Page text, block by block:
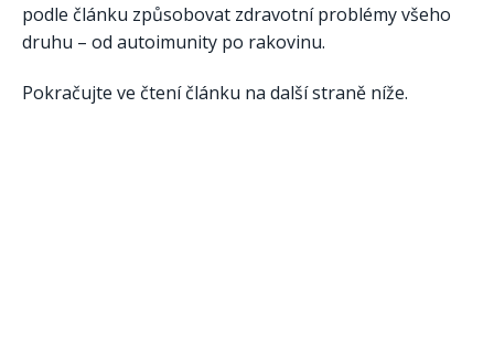
podle článku způsobovat zdravotní problémy všeho
druhu – od autoimunity po rakovinu.
Pokračujte ve čtení článku na další straně níže.